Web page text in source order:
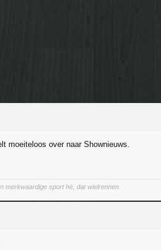
moeiteloos over naar Shownieuws.
merkwaardige sport hè, dat wielrennen.